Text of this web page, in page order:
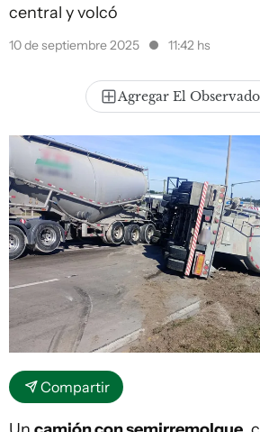
central y volcó
10 de septiembre 2025 11:42 hs
Agregar El
Compartir